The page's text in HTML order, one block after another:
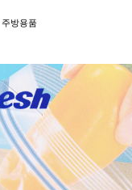
주방용품